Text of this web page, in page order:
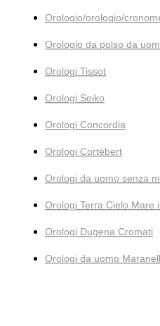
Orologio/orologio/
Orologio da polso da
Orologi Tissot
Orologi Seiko
Orologi Concordia
Orologi Cortébert
Orologi da uomo senza
Orologi Terra Cielo Mare
Orologi Dugena Cromati
Orologi da uomo